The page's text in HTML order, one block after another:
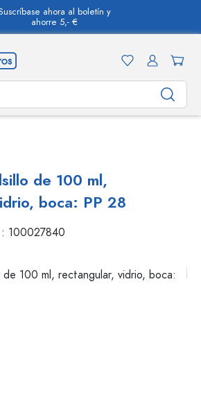
ahora al boletín y
ahorre 5,- €
de 100 ml,
boca: PP 28
100027840